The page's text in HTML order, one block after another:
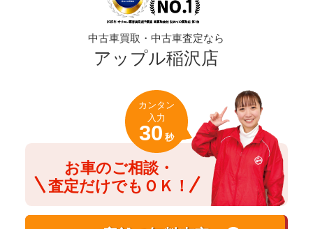
中古車買取・中古車査定なら
アップル稲沢店
お車のご相談・
査定だけでもＯＫ！
カンタン
入力
30 秒